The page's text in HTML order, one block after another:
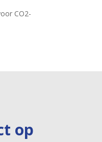
CO2-
op